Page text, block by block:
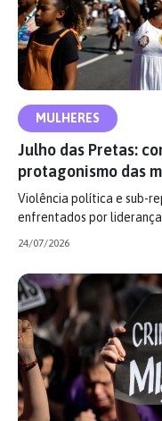
MULHERES
Julho das Pretas:
protagonismo das
Violência política e sub-
enfrentados por
24/07/2026